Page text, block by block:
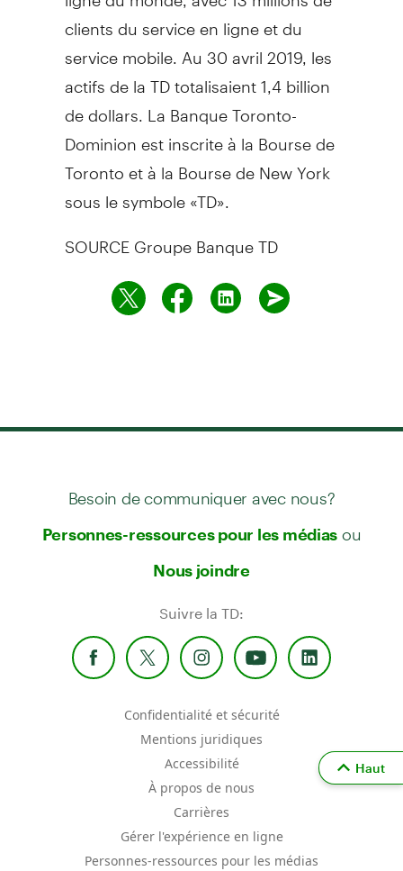
clients du service en ligne et du
service mobile. Au 30 avril 2019, les
actifs de la TD totalisaient 1,4 billion
de dollars. La Banque Toronto-
Dominion est inscrite à la Bourse de
Torontoet à la Bourse deNew York
sous le symbole «TD».
SOURCE Groupe Banque TD
Besoin de communiquer avec nous?
Personnes-ressources pour les médias ou
Nous joindre
Suivre la TD:
Confidentialité et sécurité
Mentions juridiques
Accessibilité
À propos de nous
Carrières
Gérer l'expérience en ligne
Personnes-ressources pour les médias
Haut